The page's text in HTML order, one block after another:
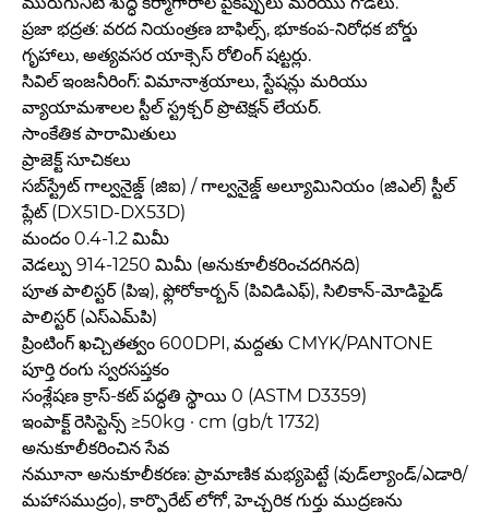
ప్రజా భద్రత: వరద నియంత్రణ బాఫిల్స్, భూకంప-నిరోధక బోర్డు
గృహాలు, అత్యవసర యాక్సెస్ రోలింగ్ షట్టర్లు.
సివిల్ ఇంజనీరింగ్: విమానాశ్రయాలు, స్టేషన్లు మరియు
వ్యాయామశాలల స్టీల్ స్ట్రక్చర్ ప్రొటెక్షన్ లేయర్.
సాంకేతిక పారామితులు
ప్రాజెక్ట్ సూచికలు
సబ్‌స్ట్రేట్ గాల్వనైజ్డ్ (జిఐ) / గాల్వనైజ్డ్ అల్యూమినియం (జిఎల్) స్టీల్
ప్లేట్ (DX51D-DX53D)
మందం 0.4-1.2 మిమీ
వెడల్పు 914-1250 మిమీ (అనుకూలీకరించదగినది)
పూత పాలిస్టర్ (పిఇ), ఫ్లోరోకార్బన్ (పివిడిఎఫ్), సిలికాన్-మోడిఫైడ్
పాలిస్టర్ (ఎస్‌ఎమ్‌పి)
ప్రింటింగ్ ఖచ్చితత్వం 600DPI, మద్దతు CMYK/PANTONE
పూర్తి రంగు స్వరసప్తకం
సంశ్లేషణ క్రాస్-కట్ పద్ధతి స్థాయి 0 (ASTM D3359)
ఇంపాక్ట్ రెసిస్టెన్స్ ≥50kg · cm (gb/t 1732)
అనుకూలీకరించిన సేవ
నమూనా అనుకూలీకరణ: ప్రామాణిక మభ్యపెట్టే (వుడ్‌ల్యాండ్/ఎడారి/
మహాసముద్రం), కార్పొరేట్ లోగో, హెచ్చరిక గుర్తు ముద్రణను